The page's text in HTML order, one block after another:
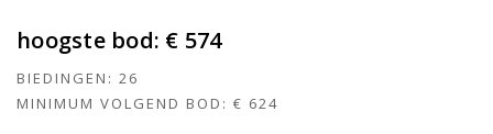
hoogste bod: € 574
BIEDINGEN: 26
MINIMUM VOLGEND BOD: € 624